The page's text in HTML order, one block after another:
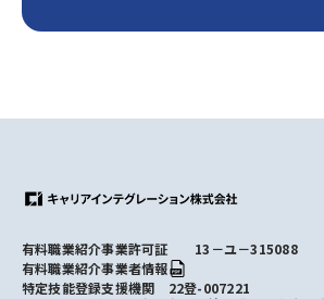
有料職業紹介事業許可証 13－ユ－315088
有料職業紹介事業者情報
特定技能登録支援機関 22登-007221